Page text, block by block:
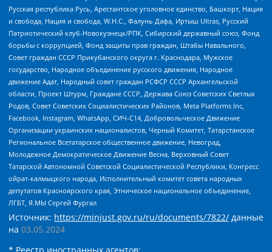
Русская республика Русь, Арестантское уголовное единство, Башкорт, Нация
и свобода, Нация и свобода, W.H.С., Фалунь Дафа, Иртыш Ultras, Русский
Патриотический клуб-Новокузнецк/РПК, Сибирский державный союз, Фонд
борьбы с коррупцией, Фонд защиты прав граждан, Штабы Навального,
Совет граждан СССР Прикубанского округа г. Краснодара, Мужское
государство, Народное объединение русского движения, Народное
движение Адат, Народный совет граждан РСФСР СССР Архангельской
области, Проект Штурм, Граждане СССР, Держава Союз Советских Светлых
Родов, Совет Советских Социалистических Районов, Meta Platforms Inc,
Facebook, Instagram, WhatsApp, СИЧ-С14, Добровольческое Движение
Организации украинских националистов, Черный Комитет, Татарстанское
Региональное Всетатарское общественное движение, Невоград,
Молодежное Демократическое Движение Весна, Верховный Совет
Татарской Автономной Советской Социалистической Республики, Конгресс
ойрат-калмыцкого народа, Исполнительный комитет совета народных
депутатов Красноярского края, Этническое национальное объединение,
ЛГБТ, Я.МЫ Сергей Фургал
Источник: https://minjust.gov.ru/ru/documents/7822/ данные
на 03.05.2024